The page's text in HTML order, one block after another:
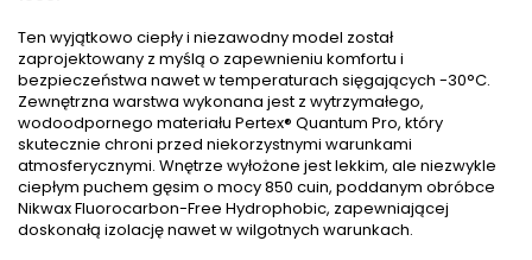
Ten wyjątkowo ciepły i niezawodny model został
zaprojektowany z myślą o zapewnieniu komfortu i
bezpieczeństwa nawet w temperaturach sięgających -30°C.
Zewnętrzna warstwa wykonana jest z wytrzymałego,
wodoodpornego materiału Pertex® Quantum Pro, który
skutecznie chroni przed niekorzystnymi warunkami
atmosferycznymi. Wnętrze wyłożone jest lekkim, ale niezwykle
ciepłym puchem gęsim o mocy 850 cuin, poddanym obróbce
Nikwax Fluorocarbon-Free Hydrophobic, zapewniającej
doskonałą izolację nawet w wilgotnych warunkach.